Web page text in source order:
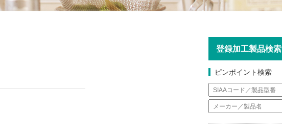
登録加工製品検索
ピンポイント検索